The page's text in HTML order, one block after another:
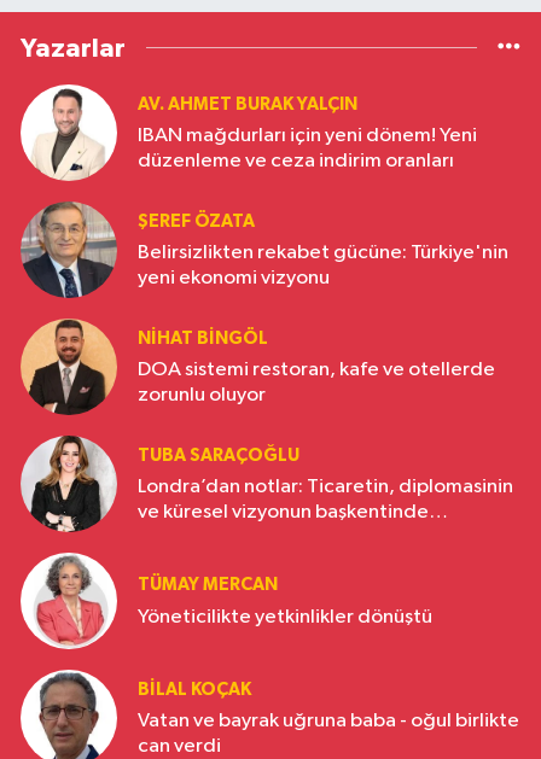
Yazarlar
AV. AHMET BURAK YALÇIN
IBAN mağdurları için yeni dönem! Yeni
düzenleme ve ceza indirim oranları
ŞEREF ÖZATA
Belirsizlikten rekabet gücüne: Türkiye'nin
yeni ekonomi vizyonu
NIHAT BINGÖL
DOA sistemi restoran, kafe ve otellerde
zorunlu oluyor
TUBA SARAÇOĞLU
Londra’dan notlar: Ticaretin, diplomasinin
ve küresel vizyonun başkentinde
TÜMAY MERCAN
Yöneticilikte yetkinlikler dönüştü
BILAL KOÇAK
Vatan ve bayrak uğruna baba - oğul birlikte
can verdi